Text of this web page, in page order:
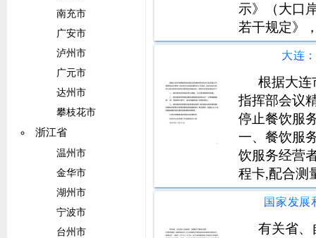
南充市
广安市
泸州市
广元市
达州市
攀枝花市
浙江省
温州市
金华市
湖州市
宁波市
台州市
示》（大口
若干规定》
际航行船舶
船务有限公
严格落实疫
大连
根据大连
指挥部会议
停止餐饮服
一、餐饮服
饮服务经营
程卡,配合测
应按照《新
规定》有关
控管理。
有关省、